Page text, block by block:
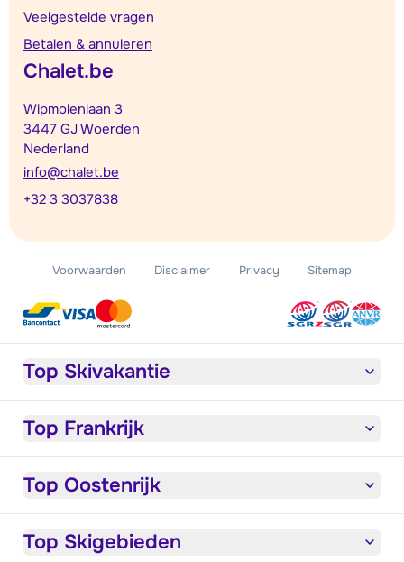
Veelgestelde vragen
Betalen & annuleren
Chalet.be
Wipmolenlaan 3
3447 GJ Woerden
Nederland
info@chalet.be
+32 3 3037838
Voorwaarden Disclaimer Privacy Sitemap
Top Skivakantie
Top Frankrijk
Top Oostenrijk
Top Skigebieden